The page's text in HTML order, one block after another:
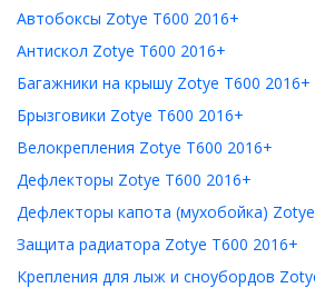
Автобоксы Zotye T600 2016+
Антискол Zotye T600 2016+
Багажники на крышу Zotye T600 2016+
Брызговики Zotye T600 2016+
Велокрепления Zotye T600 2016+
Дефлекторы Zotye T600 2016+
Дефлекторы капота (мухобойка)
Защита радиатора Zotye T600 2016+
Крепления для лыж и сноубордов